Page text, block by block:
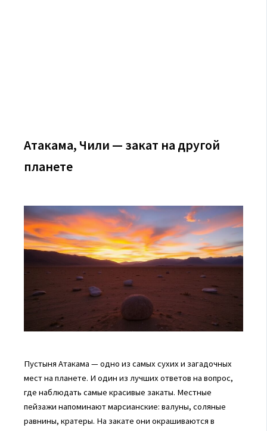
Атакама, Чили — закат на другой
планете
Пустыня Атакама — одно из самых сухих и загадочных
мест на планете. И один из лучших ответов на вопрос,
где наблюдать самые красивые закаты. Местные
пейзажи напоминают марсианские: валуны, соляные
равнины, кратеры. На закате они окрашиваются в